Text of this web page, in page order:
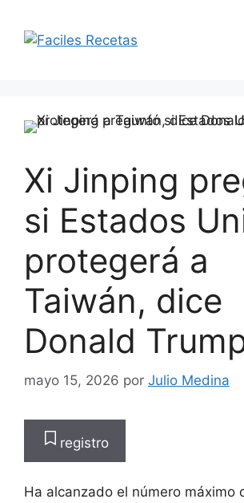
contenido
Xi Jinping
si Estados
protegerá a
Taiwán, dice
Donald
mayo 15, 2026 por Julio Medina
registro
Ha alcanzado el número máximo